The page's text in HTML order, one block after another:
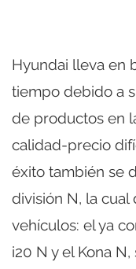
Hyundai lleva en
tiempo debido a
de productos en
calidad-precio
éxito también se
división N, la cual
vehículos: el ya
i20 N y el Kona